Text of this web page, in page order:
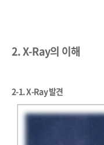
2. X-Ray의 이해
2-1. X-Ray 발견